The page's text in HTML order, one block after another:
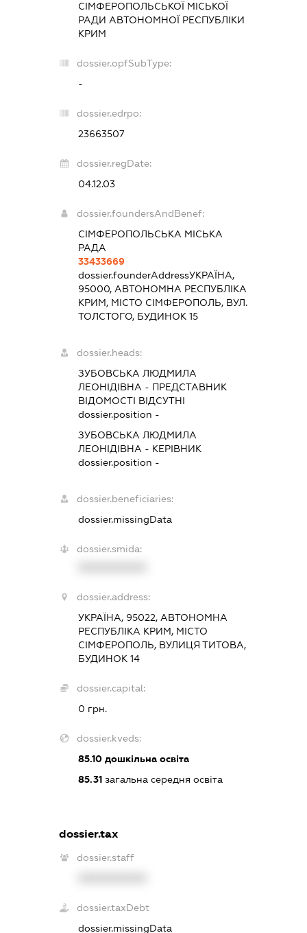
СІМФЕРОПОЛЬСЬКОЇ МІСЬКОЇ
РАДИ АВТОНОМНОЇ РЕСПУБЛІКИ
КРИМ
dossier.opfSubType:
-
dossier.edrpo:
23663507
dossier.regDate:
04.12.03
dossier.foundersAndBenef:
СІМФЕРОПОЛЬСЬКА МІСЬКА
РАДА
33433669
dossier.founderAddressУКРАЇНА,
95000, АВТОНОМНА РЕСПУБЛІКА
КРИМ, МІСТО СІМФЕРОПОЛЬ, ВУЛ.
ТОЛСТОГО, БУДИНОК 15
dossier.heads:
ЗУБОВСЬКА ЛЮДМИЛА
ЛЕОНІДІВНА - ПРЕДСТАВНИК
ВІДОМОСТІ ВІДСУТНІ
dossier.position -
ЗУБОВСЬКА ЛЮДМИЛА
ЛЕОНІДІВНА - КЕРІВНИК
dossier.position -
dossier.beneficiaries:
dossier.missingData
dossier.smida:
dossier.address:
УКРАЇНА, 95022, АВТОНОМНА
РЕСПУБЛІКА КРИМ, МІСТО
СІМФЕРОПОЛЬ, ВУЛИЦЯ ТИТОВА,
БУДИНОК 14
dossier.capital:
0 грн.
dossier.kveds:
85.10дошкільна освіта
85.31загальна середня освіта
dossier.tax
dossier.staff
dossier.taxDebt
dossier.missingData